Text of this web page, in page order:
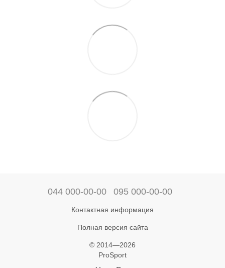
044 000-00-00 095 000-00-00
Контактная информация
Полная версия сайта
© 2014—2026
ProSport